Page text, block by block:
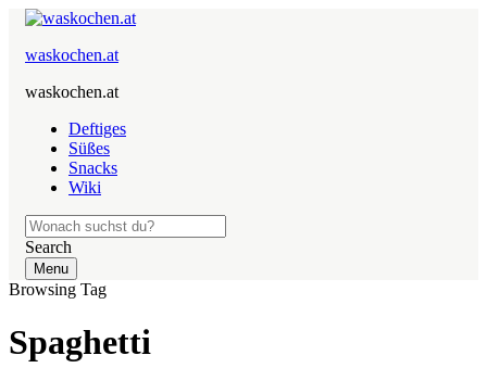
waskochen.at
waskochen.at
Deftiges
Süßes
Snacks
Wiki
Search
Menu
Browsing Tag
Spaghetti